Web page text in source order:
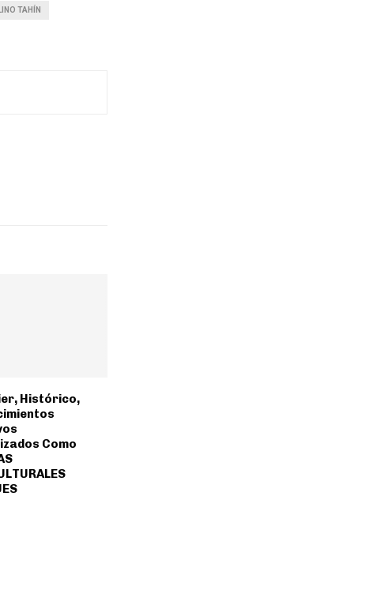
TAHÍN
Histórico,
Como